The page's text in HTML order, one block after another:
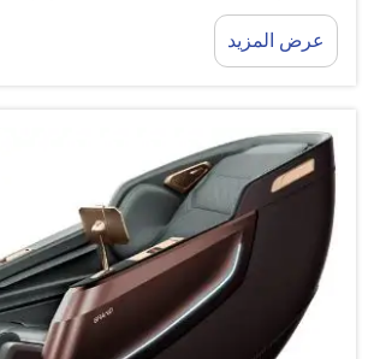
إليها حقًا؟ لنرى أخيرًا إذا كان من المفيد
وكيف يمكنها مساعدتك على الشعور
التدليك الكهربائية: مميزاتها...
عرض المزيد